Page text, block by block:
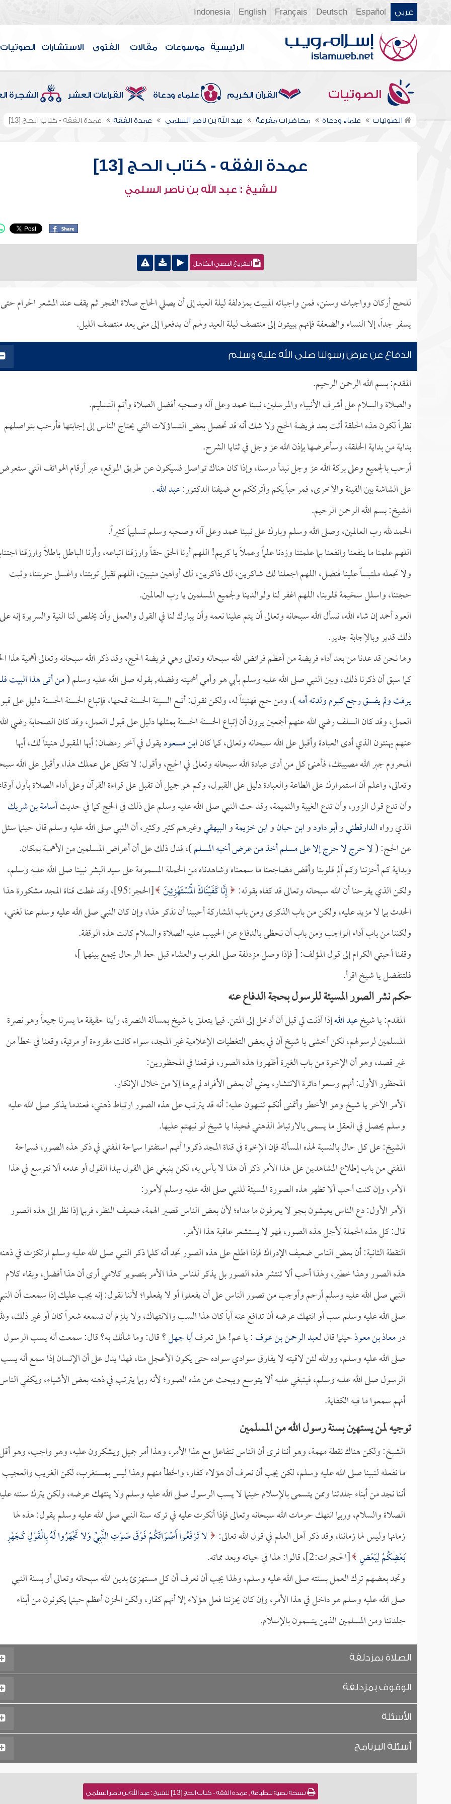
عربي Español
Deutsch
Français
English
Indonesia
الرئيسية موسوعات مقالات الفتوى الاستشارات الصوتيات
الصوتيات القرآن الكريم علماء ودعاة القراءات العشر الشجرة
الصوتيات علماء ودعاة محاضرات مفرغة عبد الله بن ناصر السلمي عمدة الفقه عمدة الفقه - كتاب الحج [13]
عمدة الفقه - كتاب الحج [13]
للشيخ : عبد الله بن ناصر السلمي
التفريغ النصي الكامل
للحج أركان وواجبات وسنن، فمن واجباته المبيت بمزدلفة ليلة العيد إلى أن يصلي الحاج صلاة الفجر ثم يقف عند المشعر الحرام حتى
يسفر جداً، إلا النساء والضعفة فإنهم يبيتون إلى منتصف ليلة العيد ولهم أن يدفعوا إلى منى بعد منتصف الليل.
الدفاع عن عرض رسولنا صلى الله عليه وسلم
المقدم: بسم الله الرحمن الرحيم.
والصلاة والسلام على أشرف الأنبياء والمرسلين، نبينا محمد وعلى آله وصحبه أفضل الصلاة وأتم التسليم.
نظراً لكون هذه الحلقة أتت بعد فريضة الحج ولا شك أنه قد تحصل بعض التساؤلات التي يحتاج الناس إلى إجابتها فأرحب بتواصلهم
بداية من بداية الحلقة، وسأعرضها بإذن الله عز وجل في ثنايا الشرح.
أرحب بالجميع وعلى بركة الله عز وجل نبدأ درسنا، وإذا كان هناك تواصل فسيكون عن طريق الموقع، عبر أرقام الهواتف التي
على الشاشة بين الفينة والأخرى، فمرحباً بكم وأترككم مع ضيفنا الدكتور:عبد الله.
الشيخ: بسم الله الرحمن الرحيم.
الحمد لله رب العالمين، وصلى الله وسلم وبارك على نبينا محمد وعلى آله وصحبه وسلم تسليماً كثيراً.
اللهم علمنا ما ينفعنا وانفعنا بما علمتنا وزدنا علماً وعملاً يا كريم! اللهم أرنا الحق حقاً وارزقنا اتباعه، وأرنا الباطل باطلاً وارزقنا
ولا تجعله ملتبساً علينا فنضل، اللهم اجعلنا لك شاكرين، لك ذاكرين، لك أواهين منيبين، اللهم تقبل توبتنا، واغسل حوبتنا، وثبت
حجتنا، واسلل سخيمة قلوبنا، اللهم اغفر لنا ولوالدينا ولجميع المسلمين يا رب العالمين.
العود أحمد إن شاء الله، نسأل الله سبحانه وتعالى أن يتم علينا نعمه وأن يبارك لنا في القول والعمل وأن يخلص لنا النية والسريرة إنه
ذلك قدير وبالإجابة جدير.
وها نحن قد عدنا من بعد أداء فريضة من أعظم فرائض الله سبحانه وتعالى وهي فريضة الحج، وقد ذكر الله سبحانه وتعالى أهمية هذا
كما سبق أن ذكرنا ذلك، وبين النبي صلى الله عليه وسلم بأبي هو وأمي أهميته وفضله, بقوله صلى الله عليه وسلم (من أتى هذا البيت
يرفث ولم يفسق رجع كيوم ولدته أمه)، ومن حج فهنيئاً له، ولكن نقول: أتبع السيئة الحسنة تمحها، فإتباع الحسنة الحسنة دليل على
العمل، وقد كان السلف رضي الله عنهم أجمعين يرون أن إتباع الحسنة الحسنة بمثلها دليل على قبول العمل، وقد كان الصحابة رضي
عنهم يهنئون الذي أدى العبادة وأقبل على الله سبحانه وتعالى، كما كانابن مسعوديقول في آخر رمضان: أيها المقبول هنيئاً لك، أيها
المحروم جبر الله مصيبتك، فأهنئ كل من أدى عبادة الله سبحانه وتعالى في الحج، وأقول: لا تتكل على عملك هذا، وأقبل على الله
وتعالى، واعلم أن استمرارك على الطاعة والعبادة دليل على القبول، وكم هو جميل أن تقبل على قراءة القرآن وعلى أداء الصلاة بأول
وأن تدع قول الزور، وأن تدع الغيبة والنميمة، وقد حث النبي صلى الله عليه وسلم على ذلك في الحج كما في حديثأسامة بن شريك
الذي رواهالدارقطنيوأبو داودوابن حبانوابن خزيمةوالبيهقيوغيرهم كثير وكثير، أن النبي صلى الله عليه وسلم قال حينما سئل
عن الحج: (لا حرج لا حرج إلا على مسلم أخذ من عرض أخيه المسلم)، فدل ذلك على أن أعراض المسلمين من الأهمية بمكان.
وبداية كم أحزننا وكم آلم قلوبنا وأقض مضاجعنا ما سمعناه وشاهدناه من الحملة المسمومة على سيد البشر نبينا صلى الله عليه وسلم،
ولكن الذي يفرحنا أن الله سبحانه وتعالى قد كفاه بقوله: إِنَّا كَفَيْنَاكَ الْمُسْتَهْزِئِينَ
[الحجر:95]، وقد غطت قناة المجد مشكورة هذا
الحدث بما لا مزيد عليه، ولكن من باب الذكرى ومن باب المشاركة أحببنا أن نذكر هذا، وإن كان النبي صلى الله عليه وسلم عنا لغني،
ولكننا من باب أداء الواجب ومن باب أن نحظى بالدفاع عن الحبيب عليه الصلاة والسلام كانت هذه الوقفة.
وقفنا أحبتي الكرام إلى قول المؤلف: [ فإذا وصل مزدلفة صلى المغرب والعشاء قبل حط الرحال يجمع بينهما ]،
فلتتفضل يا شيخ اقرأ. ‏
حكم نشر الصور المسيئة للرسول بحجة الدفاع عنه
المقدم: يا شيخعبد اللهإذا أذنت لي قبل أن أدخل إلى المتن. فيما يتعلق يا شيخ بمسألة النصرة، رأينا حقيقة ما يسرنا جميعاً وهو نصرة
المسلمين لرسولهم، لكن أخشى يا شيخ أن في بعض التغطيات الإعلامية غير المجد، سواء كانت مقروءة أو مرئية، وقعنا في خطأ من
غير قصد، وهو أن الإخوة من باب الغيرة أظهروا هذه الصور، فوقعنا في المحظورين:
المحظور الأول: أنهم وسعوا دائرة الانتشار، يعني أن بعض الأفراد لم يرها إلا من خلال الإنكار.
الأمر الآخر يا شيخ وهو الأخطر وأتمنى أنكم تنبهون عليه: أنه قد يترتب على هذه الصور ارتباط ذهني، فعندما يذكر صلى الله عليه
وسلم يحصل في العقل ما يسمى بالارتباط الذهني فحبذا يا شيخ لو نبهتم عليها.
الشيخ: على كل حال بالنسبة لهذه المسألة فإن الإخوة في قناة المجد ذكروا أنهم استفتوا سماحة المفتي في ذكر هذه الصور، فسماحة
المفتي من باب إطلاع المشاهدين على هذا الأمر ذكر أن هذا لا بأس به، لكن ينبغي على القول بهذا القول أو عدمه ألا نتوسع في هذا
الأمر، وإن كنت أحب ألا تظهر هذه الصورة المسيئة للنبي صلى الله عليه وسلم لأمور:
الأمر الأول: دع الناس يعيشون بجو لا يعرفون ما مداه؛ لأن بعض الناس قصير الهمة، ضعيف النظر، فربما إذا نظر إلى هذه الصور
قال: كل هذه الحملة لأجل هذه الصور، فهو لا يستشعر عاقبة هذا الأمر.
النقطة الثانية: أن بعض الناس ضعيف الإدراك فإذا اطلع على هذه الصور تجد أنه كلما ذكر النبي صلى الله عليه وسلم ارتكزت في
هذه الصور وهذا خطير، ولهذا أحب ألا تنتشر هذه الصور بل يذكر للناس هذا الأمر بتصوير كلامي أرى أن هذا أفضل، وبقاء كلام
النبي صلى الله عليه وسلم أرحم وأوجب من تصور الناس على أن يفعلوا أو لا يفعلوا؛ لأننا نقول: إنه يجب عليك إذا سمعت أن
صلى الله عليه وسلم سب أو انتهك عرضه أن تدافع عنه أياً كان هذا السب والانتهاك، ولا يلزم أن تسمعه شعراً كان أو غير ذلك،
درمعاذ بن معوذحينما قال لـعبد الرحمن بن عوف: يا عم! هل تعرفأبا جهل؟ قال: وما شأنك به؟ قال: سمعت أنه يسب الرسول
صلى الله عليه وسلم، ووالله لئن لاقيته لا يفارق سوادي سواده حتى يكون الأعجل منا، فهذا يدل على أن الإنسان إذا سمع أنه يسب
الرسول صلى الله عليه وسلم، فينبغي عليه ألا يتوسع ويبحث عن هذه الصور؛ لأنه ربما يترتب في ذهنه بعض الأشياء، ويكفي
أنهم سمعوا ما فيه الكفاية.
توجيه لمن يستهين بسنة رسول الله من المسلمين
الشيخ: ولكن هناك نقطة مهمة، وهو أننا نرى أن الناس تتفاعل مع هذا الأمر، وهذا أمر جميل ويشكرون عليه، وهو واجب، وهو
ما نفعله لنبينا صلى الله عليه وسلم، لكن يجب أن نعرف أن هؤلاء كفار، والخطأ منهم وهذا ليس بمستغرب، لكن الغريب والعجيب
أننا نجد من أبناء جلدتنا وممن يتسمى بالإسلام حينما لا يسب الرسول صلى الله عليه وسلم ولا ينتهك عرضه، ولكن يترك سنته
الصلاة والسلام، وربما انتهك حرمات الله سبحانه وتعالى فإذا أنكرت عليه في تركه سنة النبي صلى الله عليه وسلم يقول: هذه لها
زمانها وليس لها زماننا، وقد ذكر أهل العلم في قول الله تعالى:
لا تَرْفَعُوا أَصْوَاتَكُمْ فَوْقَ صَوْتِ النَّبِيِّ وَلا تَجْهَرُوا لَهُ بِالْقَوْلِ كَجَهْرِ
بَعْضِكُمْ لِبَعْضٍ [الحجرات:2]، قالوا: هذا في حياته وبعد مماته.
وتجد بعضهم ترك العمل بسنته صلى الله عليه وسلم، ولهذا يجب أن نعرف أن كل مستهزئ بدين الله سبحانه وتعالى أو بسنة النبي
صلى الله عليه وسلم هو داخل في هذا الأمر، وإن كان يحزننا فعل هؤلاء إلا أنهم كفار، ولكن الحزن أعظم حينما يكونون من أبناء
جلدتنا ومن المسلمين الذين يتسمون بالإسلام.
الصلاة بمزدلفة
الوقوف بمزدلفة
الأسئلة
أسئلة البرنامج
نسخة نصية للطباعة , عمدة الفقه - كتاب الحج [13] للشيخ : عبد الله بن ناصر السلمي